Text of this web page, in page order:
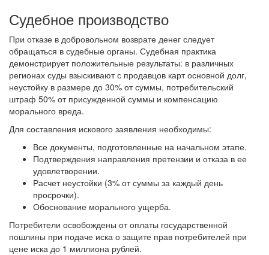
Судебное производство
При отказе в добровольном возврате денег следует
обращаться в судебные органы. Судебная практика
демонстрирует положительные результаты: в различных
регионах суды взыскивают с продавцов карт основной долг,
неустойку в размере до 30% от суммы, потребительский
штраф 50% от присужденной суммы и компенсацию
морального вреда.
Для составления искового заявления необходимы:
Все документы, подготовленные на начальном этапе.
Подтверждения направления претензии и отказа в ее
удовлетворении.
Расчет неустойки (3% от суммы за каждый день
просрочки).
Обоснование морального ущерба.
Потребители освобождены от оплаты государственной
пошлины при подаче иска о защите прав потребителей при
цене иска до 1 миллиона рублей.